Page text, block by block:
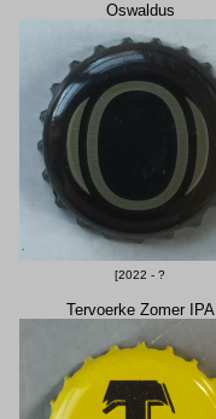
Oswaldus
[2022 - ?
Tervoerke Zomer IPA